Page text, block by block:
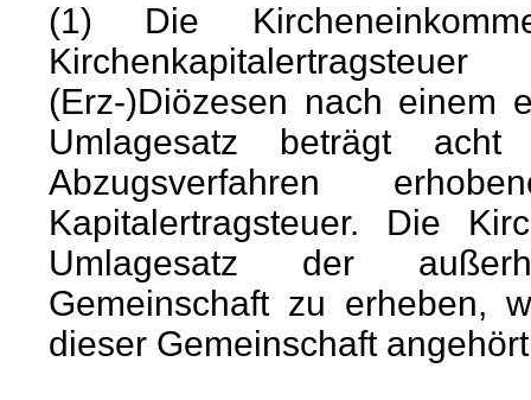
(1) Die
(Erz-)Diözesen nach einem
Umlagesatz beträgt
Abzugsverfahren
Kapitalertragsteuer. Die
Umlagesatz der
Gemeinschaft zu erheben,
dieser Gemeinschaft